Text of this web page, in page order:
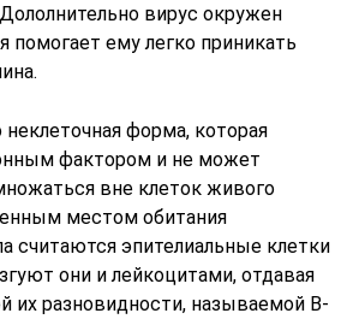
вирус окружен
помогает ему легко приникать
форма, которая
фактором и не может
вне клеток живого
местом обитания
считаются эпителиальные клетки
они и лейкоцитами, отдавая
их разновидности, называемой В-